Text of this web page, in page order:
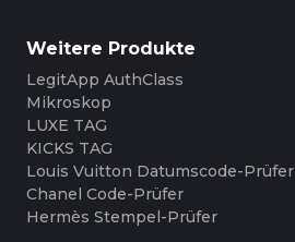
Weitere Produkte
LegitApp AuthClass
Mikroskop
LUXE TAG
KICKS TAG
Louis Vuitton Datumscode-Prüfer
Chanel Code-Prüfer
Hermès Stempel-Prüfer